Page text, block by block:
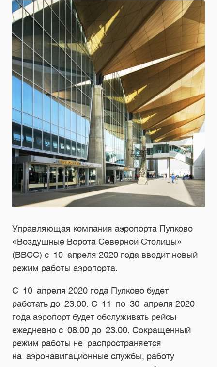
Управляющая компания аэропорта Пулково
«Воздушные Ворота Северной Столицы»
(ВВСС) с 10 апреля 2020 года вводит новый
режим работы аэропорта.
С 10 апреля 2020 года Пулково будет
работать до 23.00. С 11 по 30 апреля 2020
года аэропорт будет обслуживать рейсы
ежедневно с 08.00 до 23.00. Сокращенный
режим работы не распространяется
на аэронавигационные службы, работу